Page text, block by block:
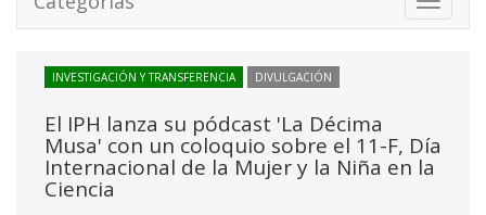
INVESTIGACIÓN Y TRANSFERENCIA DIVULGACIÓN
El IPH lanza su pódcast 'La Décima
Musa' con un coloquio sobre el 11-F, Día
Internacional de la Mujer y la Niña en la
Ciencia